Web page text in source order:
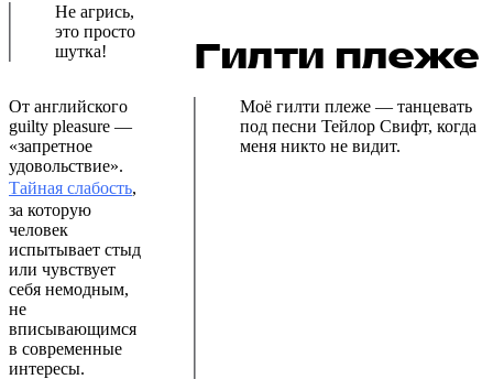
Не агрись,
это просто
шутка!
Гилти плеже
От английского
guilty pleasure —
«запретное
удовольствие».
Тайная слабость,
за которую
человек
испытывает стыд
или чувствует
себя немодным,
не
вписывающимся
в современные
интересы.
Моё гилти плеже — танцевать
под песни Тейлор Свифт, когда
меня никто не видит.